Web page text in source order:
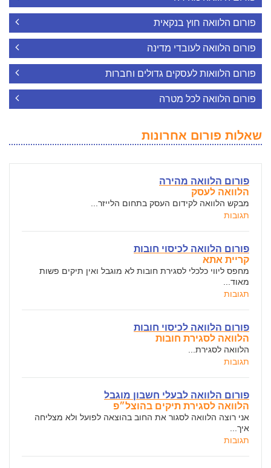
פורום הלוואה חוץ בנקאית
פורום הלוואה לעובדי מדינה
פורום הלוואות לעסקים גדולים וחברות
פורום הלוואה לכל מטרה
שאלות פורום אחרונות
פורום הלוואה מהירה
הלוואה לעסק
מבקש הלוואה לקידום העסק בתחום הלייזר...
תגובות
פורום הלוואה לכיסוי חובות
קריית אתא
מחפס ליווי כלכלי לסגירת חובות לא מוגבל ואין תיקים פשות
מאוד...
תגובות
פורום הלוואה לכיסוי חובות
הלוואה לסגירת חובות
הלוואה לסגירת...
תגובות
פורום הלוואה לבעלי חשבון מוגבל
הלוואה לסגירת תיקים בהוצל״פ
אני רוצה הלוואה לסגור את החוב בהוצאה לפועל ולא מצליחה
איך...
תגובות